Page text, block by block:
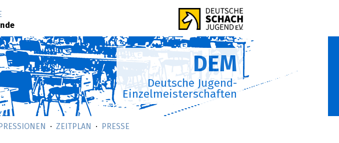
DEM
Deutsche Jugend-
Einzelmeisterschaften
ZEITPLAN PRESSE